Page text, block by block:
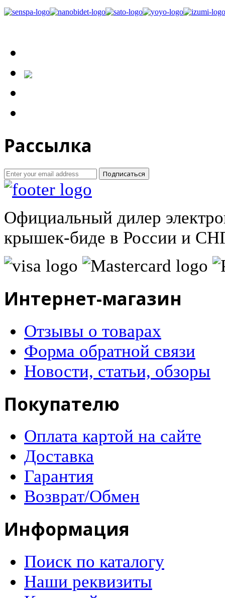
Рассылка
Подписаться
Официальный дилер
крышек-биде в России и
Интернет-магазин
Отзывы о товарах
Форма обратной связи
Новости, статьи, обзоры
Покупателю
Оплата картой на сайте
Доставка
Гарантия
Возврат/Обмен
Информация
Поиск по каталогу
Наши реквизиты